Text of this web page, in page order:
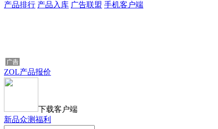
产品排行 产品入库 广告联盟 手机客户端
ZOL产品报价
下载客户端
新品众测福利